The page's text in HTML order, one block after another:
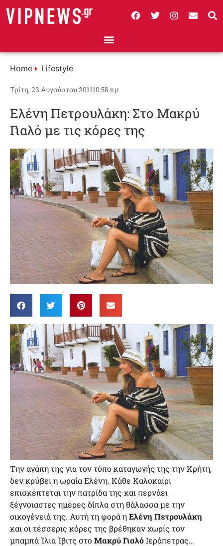
Home Lifestyle
Τρίτη, 23 Αυγούστου 201110:58 πμ
Ελένη Πετρουλάκη: Στο Μακρύ
Γιαλό με τις κόρες της
Την αγάπη της για τον τόπο καταγωγής της την Κρήτη,
δεν κρύβει η ωραία Ελένη. Κάθε Καλοκαίρι
επισκέπτεται την πατρίδα της και περνάει
ξέγνοιαστες ημέρες δίπλα στη θάλασσα με την
οικογένειά της. Αυτή τη φορά ηΕλένη Πετρουλάκη
και οι τέσσερις κόρες της βρέθηκαν χωρίς τον
μπαμπά Ίλια Ίβιτς στοΜακρύ ΓιαλόΙεράπετρας…